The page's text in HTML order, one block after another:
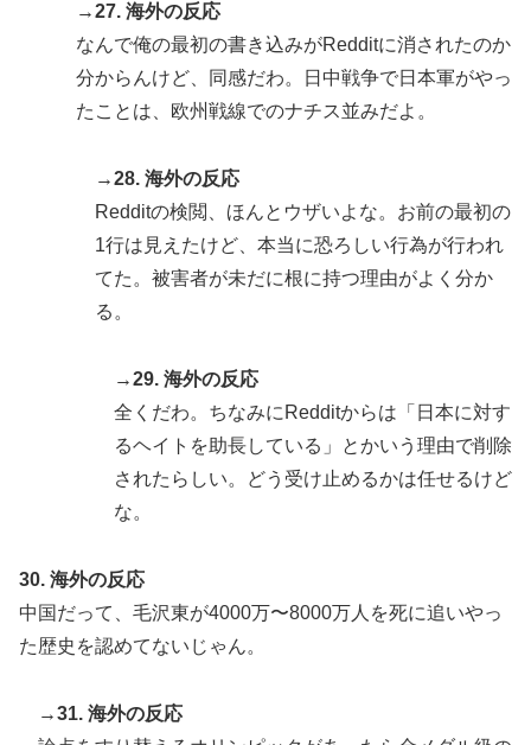
→27. 海外の反応
なんで俺の最初の書き込みがRedditに消されたのか
分からんけど、同感だわ。日中戦争で日本軍がやっ
たことは、欧州戦線でのナチス並みだよ。
→28. 海外の反応
Redditの検閲、ほんとウザいよな。お前の最初の
1行は見えたけど、本当に恐ろしい行為が行われ
てた。被害者が未だに根に持つ理由がよく分か
る。
→29. 海外の反応
全くだわ。ちなみにRedditからは「日本に対す
るヘイトを助長している」とかいう理由で削除
されたらしい。どう受け止めるかは任せるけど
な。
30. 海外の反応
中国だって、毛沢東が4000万〜8000万人を死に追いやっ
た歴史を認めてないじゃん。
→31. 海外の反応